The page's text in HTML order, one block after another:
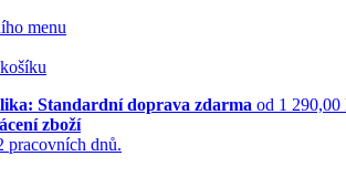
menu
Standardní doprava zdarma od 1 290,00
zboží
pracovních dnů.